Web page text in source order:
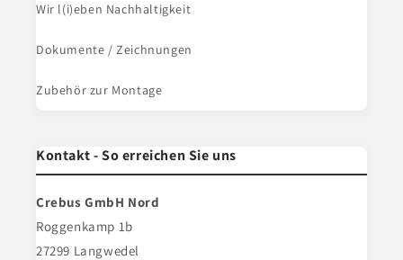
Wir l(i)eben Nachhaltigkeit
Dokumente / Zeichnungen
Zubehör zur Montage
Kontakt - So erreichen Sie uns
Crebus GmbH Nord
Roggenkamp 1b
27299 Langwedel